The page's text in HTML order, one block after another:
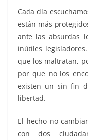
Cada día
están más
ante las absurdas
inútiles
que los maltratan,
por que no los
existen un sin fin
libertad.
El hecho no
con dos